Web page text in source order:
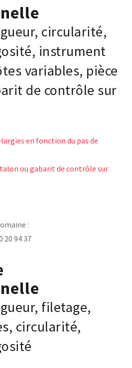
circularité,
instrument
variables, pièce
de contrôle sur
en fonction du pas de
ou gabarit de contrôle sur
:
20 94 37
filetage,
circularité,